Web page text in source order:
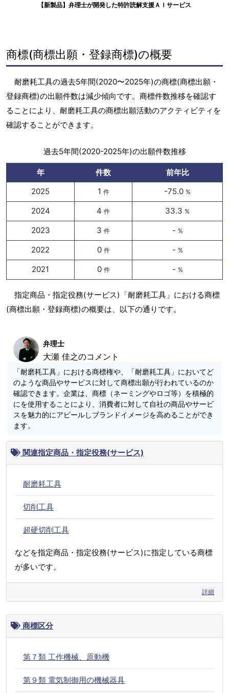
【新製品】弁理士が開発した特許読解支援ＡＩサービス
商標(商標出願・登録商標)の概要
耐磨耗工具の過去5年間(2020〜2025年)の商標(商標出願・
登録商標)の出願件数は減少傾向です。商標件数推移を確認す
ることにより、耐磨耗工具の商標出願活動のアクティビティを
確認することができます。
過去5年間(2020-2025年)の出願件数推移
年 件数
前年比
2025
1 件 -75.0 %
2024 4 件 33.3 %
2023 3 件 - %
2022 0 件 - %
2021 0 件 - %
指定商品・指定役務(サービス)「耐磨耗工具」における商標
(商標出願・登録商標)の概要は、以下の通りです。
弁理士
大瀬 佳之のコメント
「耐磨耗工具」における商標権や、「耐磨耗工具」においてど
のような商品やサービスに対して商標出願が行われているのか
確認できます。企業は、商標（ネーミングやロゴ等）を積極的
にを使用することにより、消費者に対して自社の商品やサービ
スを魅力的にアピールしブランドイメージを高めることができ
ます。
関連指定商品・指定役務(サービス)
耐磨耗工具
切削工具
超硬切削工具
などを指定商品・指定役務(サービス)に指定している商標
が多いです。
詳細
商標区分
第７類 工作機械、原動機
第９類 電気制御用の機械器具